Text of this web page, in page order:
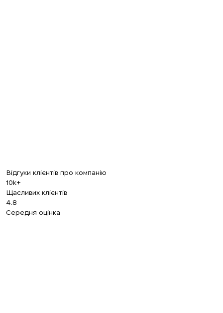
Відгуки клієнтів про компанію
10k+
Щасливих клієнтів
4.8
Середня оцінка